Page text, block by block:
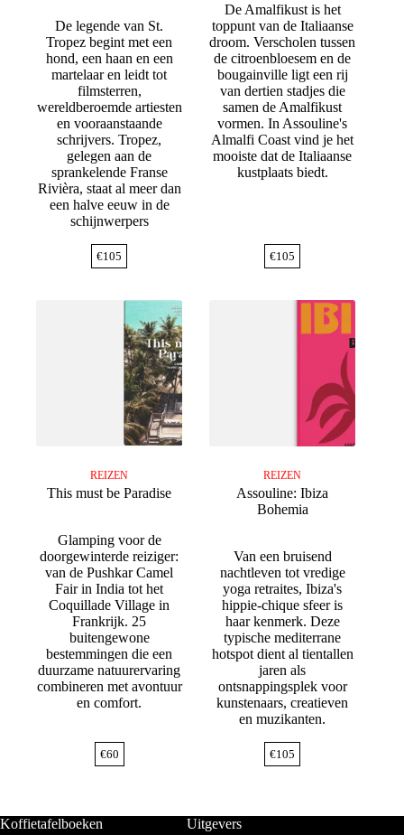
De legende van St.
Tropez begint met een
hond, een haan en een
martelaar en leidt tot
filmsterren,
wereldberoemde artiesten
en vooraanstaande
schrijvers. Tropez,
gelegen aan de
sprankelende Franse
Rivièra, staat al meer dan
een halve eeuw in de
schijnwerpers
€105
De Amalfikust is het
toppunt van de Italiaanse
droom. Verscholen tussen
de citroenbloesem en de
bougainville ligt een rij
van dertien stadjes die
samen de Amalfikust
vormen. In Assouline's
Almalfi Coast vind je het
mooiste dat de Italiaanse
kustplaats biedt.
€105
REIZEN
This must be Paradise
Glamping voor de
doorgewinterde reiziger:
van de Pushkar Camel
Fair in India tot het
Coquillade Village in
Frankrijk. 25
buitengewone
bestemmingen die een
duurzame natuurervaring
combineren met avontuur
en comfort.
€60
REIZEN
Assouline: Ibiza
Bohemia
Van een bruisend
nachtleven tot vredige
yoga retraites, Ibiza's
hippie-chique sfeer is
haar kenmerk. Deze
typische mediterrane
hotspot dient al tientallen
jaren als
ontsnappingsplek voor
kunstenaars, creatieven
en muzikanten.
€105
Koffietafelboeken
Uitgevers